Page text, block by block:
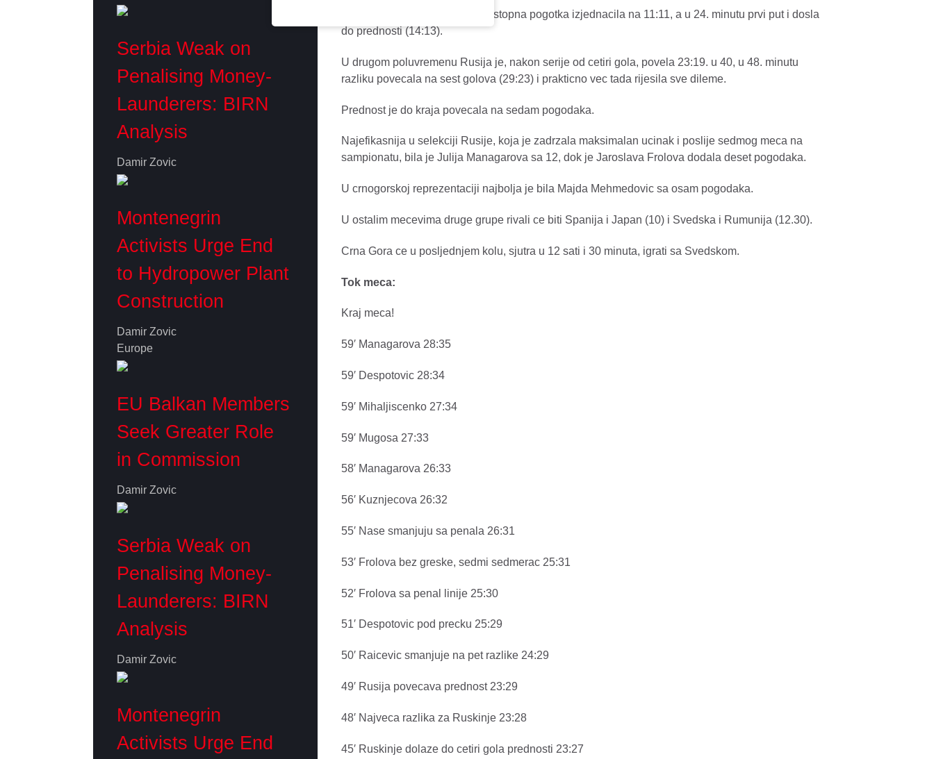
Serbia Weak on
Penalising Money-
Launderers: BIRN
Analysis
Damir Zovic
Montenegrin
Activists Urge End
to Hydropower Plant
Construction
Damir Zovic
Europe
EU Balkan Members
Seek Greater Role
in Commission
Damir Zovic
Serbia Weak on
Penalising Money-
Launderers: BIRN
Analysis
Damir Zovic
Montenegrin
Activists Urge End
Ruska selekcija je sa cetiri uzastopna pogotka izjednacila na 11:11, a u 24. minutu prvi put i dosla
do prednosti (14:13).
U drugom poluvremenu Rusija je, nakon serije od cetiri gola, povela 23:19. u 40, u 48. minutu
razliku povecala na sest golova (29:23) i prakticno vec tada rijesila sve dileme.
Prednost je do kraja povecala na sedam pogodaka.
Najefikasnija u selekciji Rusije, koja je zadrzala maksimalan ucinak i poslije sedmog meca na
sampionatu, bila je Julija Managarova sa 12, dok je Jaroslava Frolova dodala deset pogodaka.
U crnogorskoj reprezentaciji najbolja je bila Majda Mehmedovic sa osam pogodaka.
U ostalim mecevima druge grupe rivali ce biti Spanija i Japan (10) i Svedska i Rumunija (12.30).
Crna Gora ce u posljednjem kolu, sjutra u 12 sati i 30 minuta, igrati sa Svedskom.
Tok meca:
Kraj meca!
59′ Managarova 28:35
59′ Despotovic 28:34
59′ Mihaljiscenko 27:34
59′ Mugosa 27:33
58′ Managarova 26:33
56′ Kuznjecova 26:32
55′ Nase smanjuju sa penala 26:31
53′ Frolova bez greske, sedmi sedmerac 25:31
52′ Frolova sa penal linije 25:30
51′ Despotovic pod precku 25:29
50′ Raicevic smanjuje na pet razlike 24:29
49′ Rusija povecava prednost 23:29
48′ Najveca razlika za Ruskinje 23:28
45′ Ruskinje dolaze do cetiri gola prednosti 23:27